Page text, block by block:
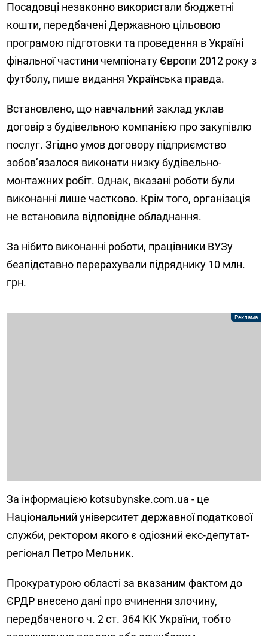
Посадовці незаконно використали бюджетні
кошти, передбачені Державною цільовою
програмою підготовки та проведення в Україні
фінальної частини чемпіонату Європи 2012 року з
футболу, пише видання Українська правда.
Встановлено, що навчальний заклад уклав
договір з будівельною компанією про закупівлю
послуг. Згідно умов договору підприємство
зобов’язалося виконати низку будівельно-
монтажних робіт. Однак, вказані роботи були
виконанні лише частково. Крім того, організація
не встановила відповідне обладнання.
За нібито виконанні роботи, працівники ВУЗу
безпідставно перерахували підряднику 10 млн.
грн.
За інформацією kotsubynske.com.ua - це
Національний університет державної податкової
служби, ректором якого є одіозний екс-депутат-
регіонал Петро Мельник.
Прокуратурою області за вказаним фактом до
ЄРДР внесено дані про вчинення злочину,
передбаченого ч. 2 ст. 364 КК України, тобто